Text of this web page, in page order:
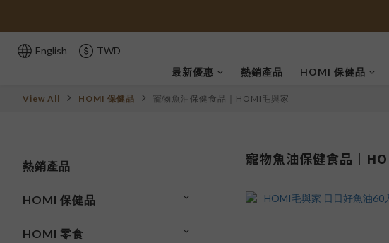
English
TWD
最新優惠
熱銷產品 HOMI 保健品
View All HOMI 保健品 寵物魚油保健食品｜HOMI毛與家
熱銷產品
HOMI 保健品
HOMI 零食
寵物魚油保健食品｜